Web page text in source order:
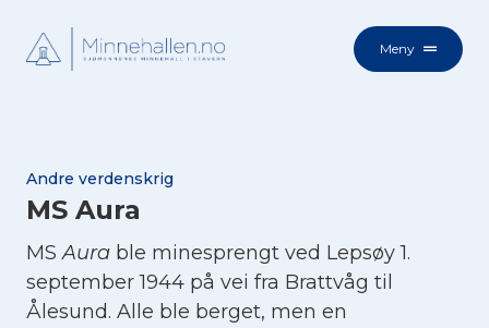
Meny
Andre verdenskrig
MS Aura
MSAura ble minesprengt ved Lepsøy 1.
september 1944 på vei fra Brattvåg til
Ålesund. Alle ble berget, men en